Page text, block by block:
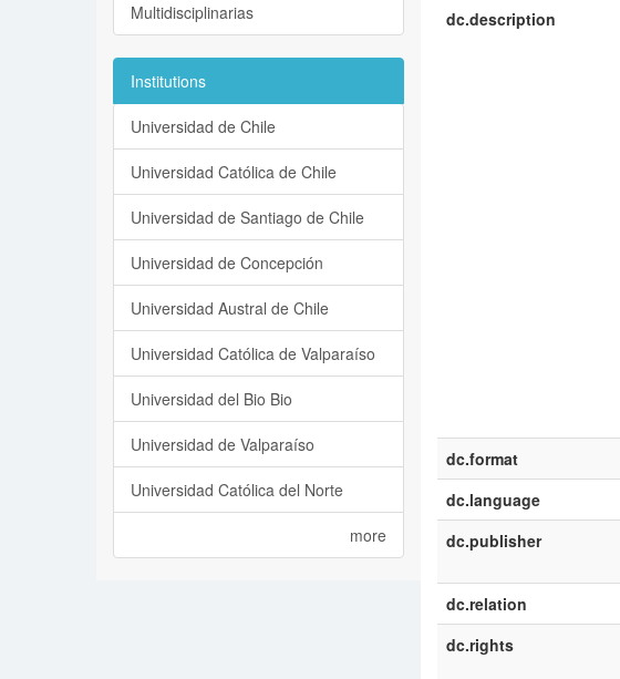
dc.description
dc.format
dc.language
dc.publisher
dc.relation
dc.rights
Multidisciplinarias
Institutions
Universidad de Chile
Universidad Católica de Chile
Universidad de Santiago de Chile
Universidad de Concepción
Universidad Austral de Chile
Universidad Católica de Valparaíso
Universidad del Bio Bio
Universidad de Valparaíso
Universidad Católica del Norte
more